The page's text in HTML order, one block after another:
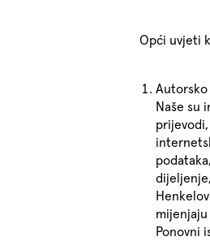
Opći uvjeti
Autorsko
Naše su
mijenjaju
Ponovni